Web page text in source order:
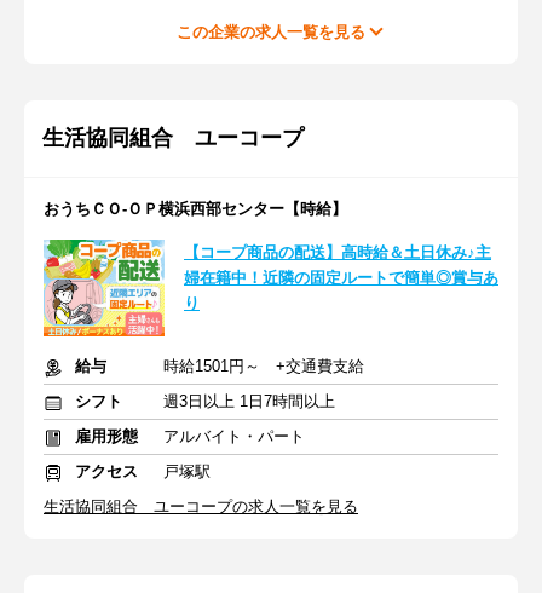
この企業の求人一覧を見る
生活協同組合 ユーコープ
おうちＣＯ-ＯＰ横浜西部センター【時給】
【コープ商品の配送】高時給＆土日休み♪主
婦在籍中！近隣の固定ルートで簡単◎賞与あ
り
給与
時給1501円～ +交通費支給
シフト
週3日以上 1日7時間以上
雇用形態
アルバイト・パート
アクセス
戸塚駅
生活協同組合 ユーコープの求人一覧を見る